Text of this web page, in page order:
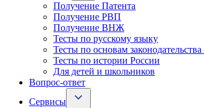
Получение Патента
Получение РВП
Получение ВНЖ
Тесты по русскому языку
Тесты по основам
Тесты по истории России
Для детей и школьников
Вопрос-ответ
Сервисы